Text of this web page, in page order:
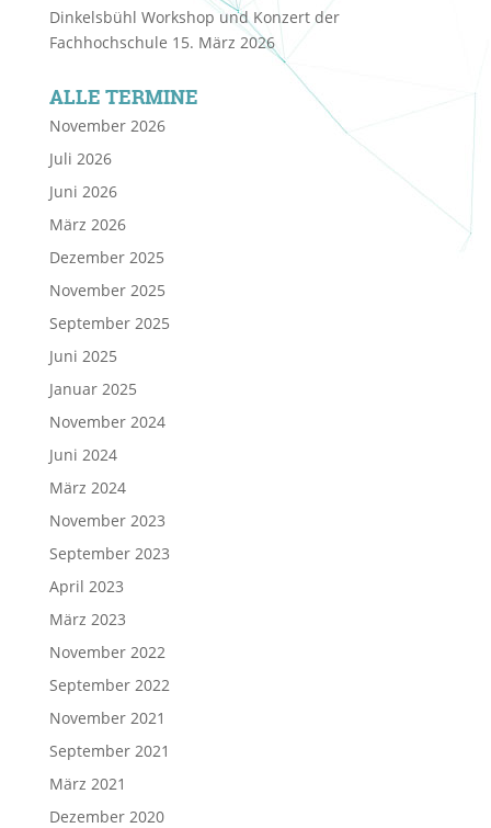
Dinkelsbühl Workshop und Konzert der
Fachhochschule 15. März 2026
ALLE TERMINE
November 2026
Juli 2026
Juni 2026
März 2026
Dezember 2025
November 2025
September 2025
Juni 2025
Januar 2025
November 2024
Juni 2024
März 2024
November 2023
September 2023
April 2023
März 2023
November 2022
September 2022
November 2021
September 2021
März 2021
Dezember 2020